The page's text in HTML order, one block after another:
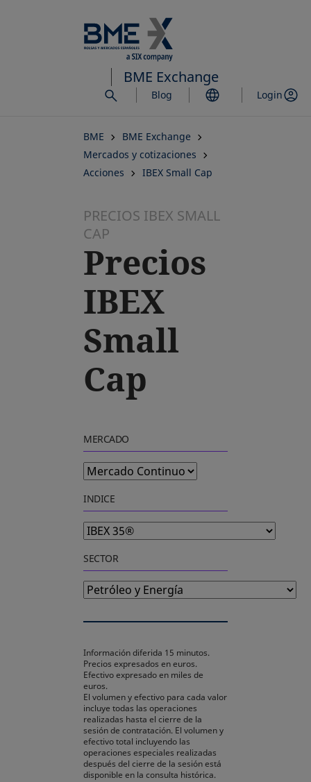
al
contenido
principal
BME Exchange
Blog Login
BME
BME Exchange
Mercados y cotizaciones
Acciones
IBEX Small Cap
PRECIOS IBEX SMALL
CAP
Precios
IBEX
Small
Cap
MERCADO
INDICE
SECTOR
Información diferida 15 minutos.
Precios expresados en euros.
Efectivo expresado en miles de
euros.
El volumen y efectivo para cada valor
incluye todas las operaciones
realizadas hasta el cierre de la
sesión de contratación. El volumen y
efectivo total incluyendo las
operaciones especiales realizadas
después del cierre de la sesión está
disponible en la consulta histórica.